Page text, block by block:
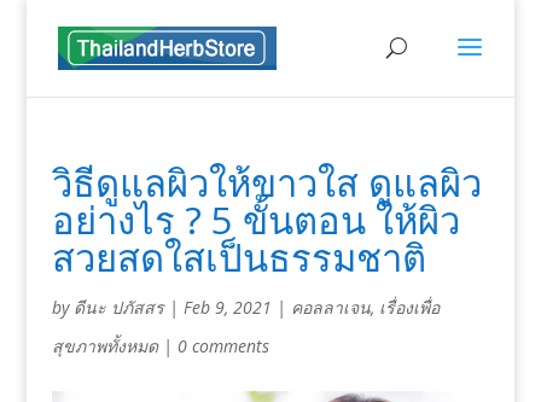
วิธีดูแลผิวให้ขาวใส ดูแลผิว
อย่างไร ? 5 ขั้นตอน ให้ผิว
สวยสดใสเป็นธรรมชาติ
by ดีนะ ปภัสสร| Feb 9, 2021 | คอลลาเจน, เรื่องเพื่อ
สุขภาพทั้งหมด| 0 comments